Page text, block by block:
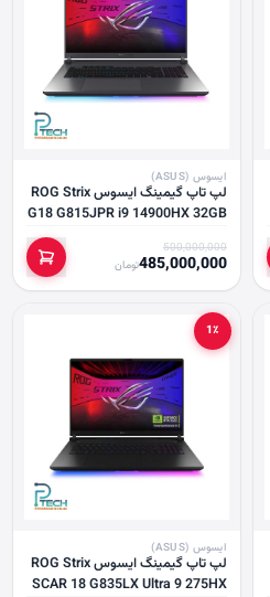
ایسوس (ASUS)
لپ تاپ گیمینگ ایسوس ROG Strix
G18 G815JPR i9 14900HX 32GB
500,000,000
485,000,000تومان
1٪
ایسوس (ASUS)
لپ تاپ گیمینگ ایسوس ROG Strix
SCAR 18 G835LX Ultra 9 275HX